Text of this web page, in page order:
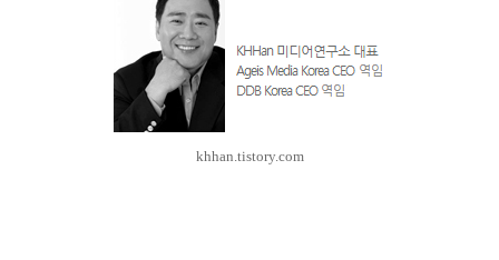
khhan.tistory.com